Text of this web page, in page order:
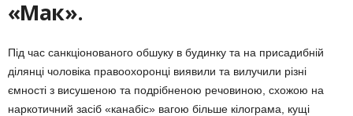
«Мак».
Під час санкціонованого обшуку в будинку та на присадибній
ділянці чоловіка правоохоронці виявили та вилучили різні
ємності з висушеною та подрібненою речовиною, схожою на
наркотичний засіб «канабіс» вагою більше кілограма, кущі